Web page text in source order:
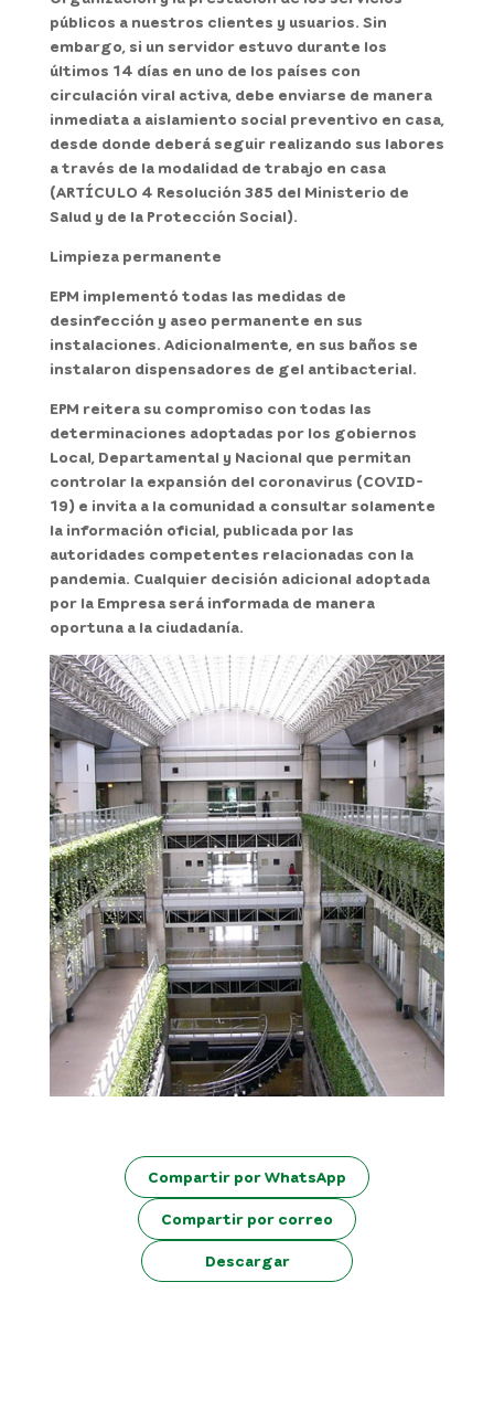
públicos a nuestros clientes y usuarios. Sin
embargo, si un servidor estuvo durante los
últimos 14 días en uno de los países con
circulación viral activa, debe enviarse de manera
inmediata a aislamiento social preventivo en casa,
desde donde deberá seguir realizando sus labores
a través de la modalidad de trabajo en casa
(ARTÍCULO 4 Resolución 385 del Ministerio de
Salud y de la Protección Social).
Limpieza permanente
EPM implementó todas las medidas de
desinfección y aseo permanente en sus
instalaciones. Adicionalmente, en sus baños se
instalaron dispensadores de gel antibacterial.
EPM reitera su compromiso con todas las
determinaciones adoptadas por los gobiernos
Local, Departamental y Nacional que permitan
controlar la expansión del coronavirus (COVID-
19) e invita a la comunidad a consultar solamente
la información oficial, publicada por las
autoridades competentes relacionadas con la
pandemia. Cualquier decisión adicional adoptada
por la Empresa será informada de manera
oportuna a la ciudadanía.
Compartir por WhatsApp
Compartir por correo
Descargar